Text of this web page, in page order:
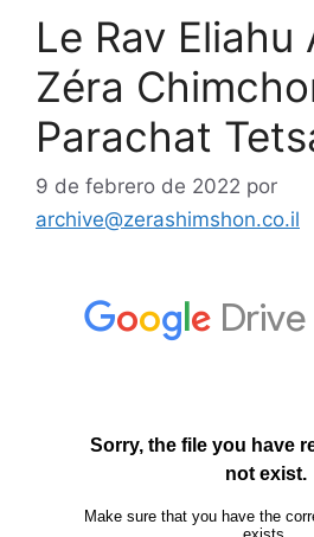
Le Rav Eliahu
Zéra
Parachat
9 de febrero de 2022 por
archive@zerashimshon.co.il